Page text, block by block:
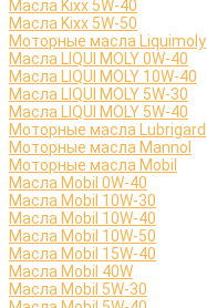
Масла Kixx 5W-40
Масла Kixx 5W-50
Моторные масла Liquimoly
Масла LIQUI MOLY 0W-40
Масла LIQUI MOLY 10W-40
Масла LIQUI MOLY 5W-30
Масла LIQUI MOLY 5W-40
Моторные масла Lubrigard
Моторные масла Mannol
Моторные масла Mobil
Масла Mobil 0W-40
Масла Mobil 10W-30
Масла Mobil 10W-40
Масла Mobil 10W-50
Масла Mobil 15W-40
Масла Mobil 40W
Масла Mobil 5W-30